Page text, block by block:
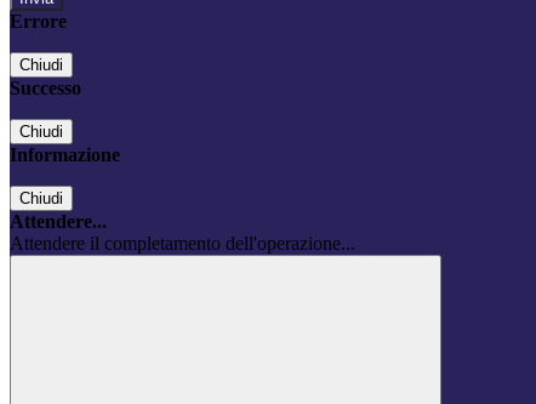
Errore
Chiudi
Successo
Chiudi
Informazione
Chiudi
Attendere...
Attendere il completamento dell'operazione...